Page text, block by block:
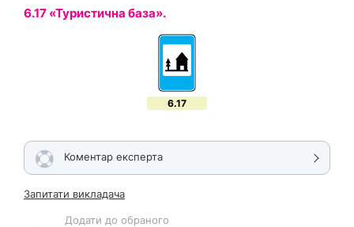
6.17 «Туристична база».
6.17
Коментар експерта
Запитати викладача
Додати до обраного